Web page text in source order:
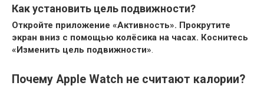
Как установить цель подвижности?
Откройте приложение «Активность». Прокрутите
экран вниз с помощью колёсика на часах. Коснитесь
«Изменить цель подвижности».
Почему Apple Watch не считают калории?